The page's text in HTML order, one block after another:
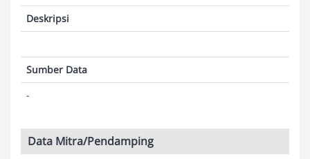
Deskripsi
Sumber Data
-
Data Mitra/Pendamping